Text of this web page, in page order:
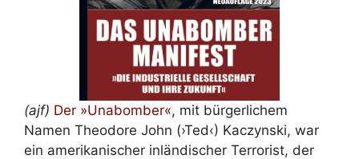
(ajf) Der »Unabomber«, mit bürgerlichem
Namen Theodore John (›Ted‹) Kaczynski, war
ein amerikanischer inländischer Terrorist, der